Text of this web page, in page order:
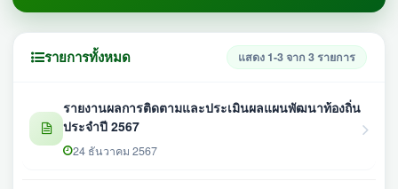
รายการทั้งหมด แสดง 1-3 จาก 3 รายการ
รายงานผลการติดตามและประเมินผลแผนพัฒนาท้องถิ่น
ประจำปี 2567
24 ธันวาคม 2567